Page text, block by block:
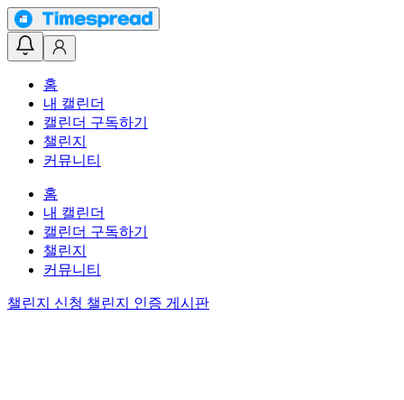
홈
내 캘린더
캘린더 구독하기
챌린지
커뮤니티
홈
내 캘린더
캘린더 구독하기
챌린지
커뮤니티
챌린지 신청 챌린지 인증 게시판